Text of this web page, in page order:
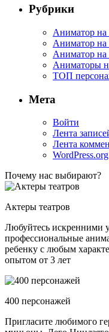
Рубрики
Аниматор
Аниматор на
Аниматор на
Аниматоры
ТОП
Мета
Войти
Лента
Лента
WordPress.org
Почему нас выбирают?
Актеры театров
Любуйтесь искренними
профессиональные
ребенку с любым
опытом от 3 лет
400 персонажей
Пригласите любимого